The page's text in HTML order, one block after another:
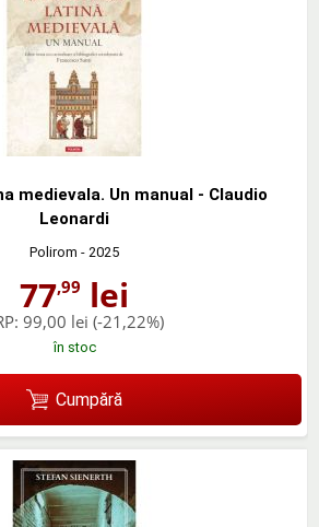
medievala. Un manual - Claudio
Leonardi
Polirom - 2025
77,99 lei
99,00 lei (-21,22%)
în stoc
Cumpără